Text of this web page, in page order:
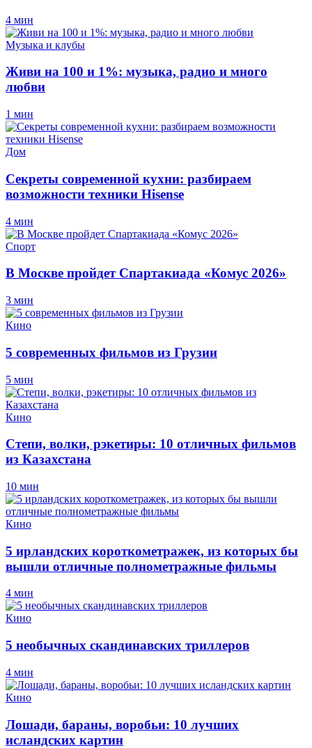
4 мин
Музыка и клубы
Живи на 100 и 1%: музыка, радио и много
любви
1 мин
Дом
Секреты современной кухни: разбираем
возможности техники Hisense
4 мин
Спорт
В Москве пройдет Спартакиада «Комус 2026»
3 мин
Кино
5 современных фильмов из Грузии
5 мин
Кино
Степи, волки, рэкетиры: 10 отличных фильмов
из Казахстана
10 мин
Кино
5 ирландских короткометражек, из которых бы
вышли отличные полнометражные фильмы
4 мин
Кино
5 необычных скандинавских триллеров
4 мин
Кино
Лошади, бараны, воробьи: 10 лучших
исландских картин